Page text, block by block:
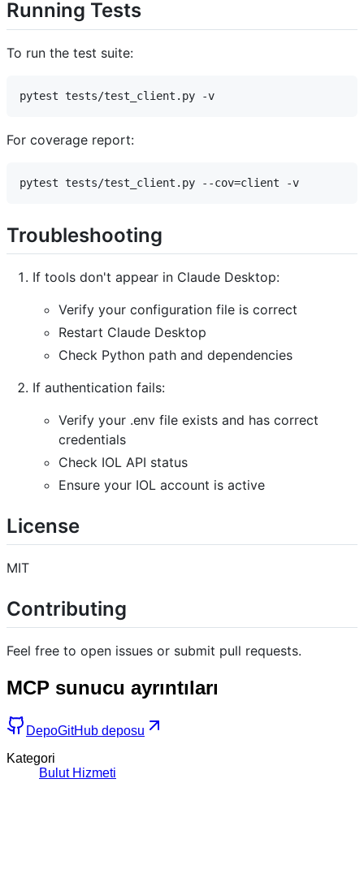
Running Tests
To run the test suite:
For coverage report:
Troubleshooting
If tools don't appear in Claude Desktop:
Verify your configuration file is correct
Restart Claude Desktop
Check Python path and dependencies
If authentication fails:
Verify your .env file exists and has correct
credentials
Check IOL API status
Ensure your IOL account is active
License
MIT
Contributing
Feel free to open issues or submit pull requests.
MCP sunucu ayrıntıları
DepoGitHub deposu
Kategori
Bulut Hizmeti